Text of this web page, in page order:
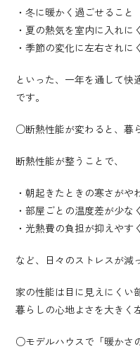
・冬に暖かく過ごせること
・夏の熱気を室内に入れに
・季節の変化に左右されに
といった、一年を通して快
です。
○断熱性能が変わると、暮
断熱性能が整うことで、
・朝起きたときの寒さがや
・部屋ごとの温度差が少な
・光熱費の負担が抑えやす
など、日々のストレスが減
家の性能は目に見えにくい
暮らしの心地よさを大きく
○モデルハウスで「暖かさ